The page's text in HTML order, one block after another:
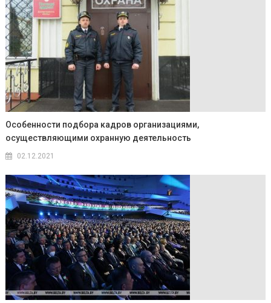
Особенности подбора кадров организациями,
осуществляющими охранную деятельность
02.12.2021